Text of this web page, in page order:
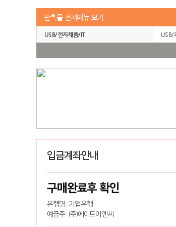
판촉물 전체메뉴 보기
USB/전자제품/IT USB/
입금계좌안내
구매완료후 확인
은행명 : 기업은행
예금주 : (주)에이트이엔씨